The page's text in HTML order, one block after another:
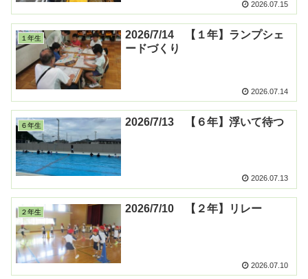
2026.07.15
１年生
2026/7/14 【１年】ランプシェ
ードづくり
2026.07.14
６年生 2026/7/13 【６年】浮いて待つ
2026.07.13
２年生 2026/7/10 【２年】リレー
2026.07.10